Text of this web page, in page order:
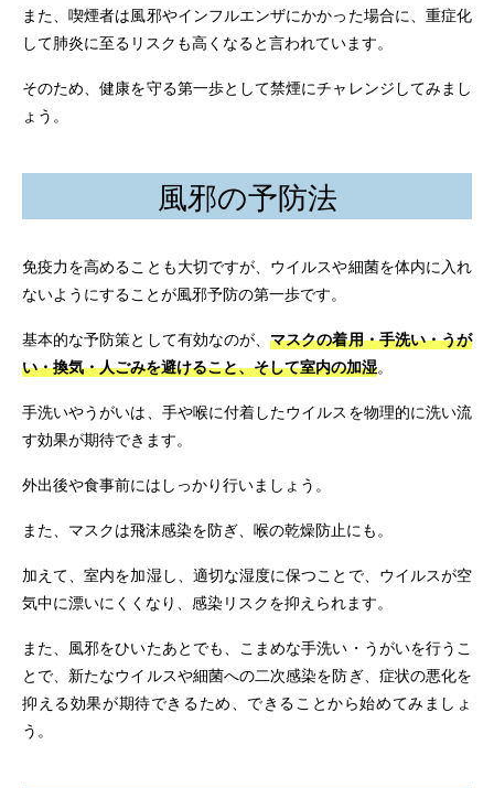
また、喫煙者は風邪やインフルエンザにかかった場合に、重症化
して肺炎に至るリスクも高くなると言われています。
そのため、健康を守る第一歩として禁煙にチャレンジしてみまし
ょう。
風邪の予防法
免疫力を高めることも大切ですが、ウイルスや細菌を体内に入れ
ないようにすることが風邪予防の第一歩です。
基本的な予防策として有効なのが、マスクの着用・手洗い・うが
い・換気・人ごみを避けること、そして室内の加湿。
手洗いやうがいは、手や喉に付着したウイルスを物理的に洗い流
す効果が期待できます。
外出後や食事前にはしっかり行いましょう。
また、マスクは飛沫感染を防ぎ、喉の乾燥防止にも。
加えて、室内を加湿し、適切な湿度に保つことで、ウイルスが空
気中に漂いにくくなり、感染リスクを抑えられます。
また、風邪をひいたあとでも、こまめな手洗い・うがいを行うこ
とで、新たなウイルスや細菌への二次感染を防ぎ、症状の悪化を
抑える効果が期待できるため、できることから始めてみましょ
う。